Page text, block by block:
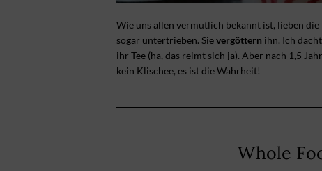
Wie uns allen vermutlich bekannt ist, lieben die
sogar untertrieben. Sievergöttern ihn. Ich
ihr Tee (ha, das reimt sich ja). Aber nach 1,5
kein Klischee, es ist die Wahrheit!
Whole